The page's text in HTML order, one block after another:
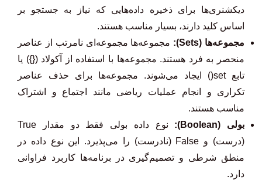
دیکشنری‌ها برای ذخیره داده‌هایی که نیاز به جستجو بر
اساس کلید دارند، بسیار مناسب هستند.
مجموعه‌ها (Sets):
مجموعه‌ها مجموعه‌ای نامرتب از عناصر
منحصر به فرد هستند. مجموعه‌ها با استفاده از آکولاد ({}) یا
تابع set() ایجاد می‌شوند. مجموعه‌ها برای حذف عناصر
تکراری و انجام عملیات ریاضی مانند اجتماع و اشتراک
مناسب هستند.
بولی (Boolean):
نوع داده بولی فقط دو مقدار True
(درست) و False (نادرست) را می‌پذیرد. این نوع داده در
منطق شرطی و تصمیم‌گیری در برنامه‌ها کاربرد فراوانی
دارد.